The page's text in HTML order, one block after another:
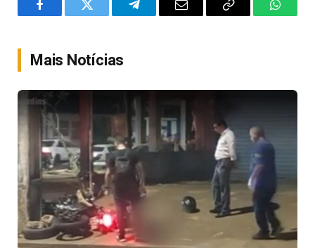
FacebookTwitter TelegramEmail
Copy
Mais Notícias